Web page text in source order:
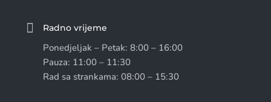
 Radno vrijeme
Ponedjeljak – Petak: 8:00 – 16:00
Pauza: 11:00 – 11:30
Rad sa strankama: 08:00 – 15:30